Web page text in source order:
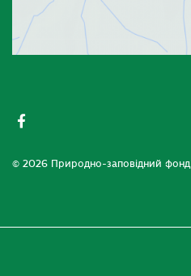
© 2026 Природно-заповідний фонд